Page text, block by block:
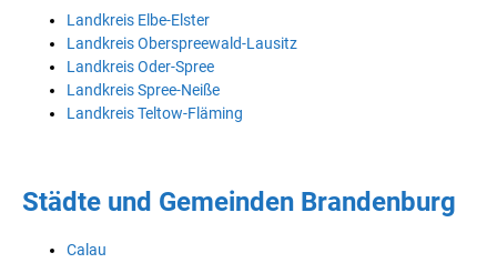
Landkreis Elbe-Elster
Landkreis Oberspreewald-Lausitz
Landkreis Oder-Spree
Landkreis Spree-Neiße
Landkreis Teltow-Fläming
Städte und Gemeinden Brandenburg
Calau